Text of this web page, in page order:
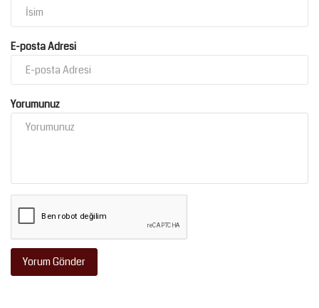
E-posta Adresi
Yorumunuz
Yorum Gönder